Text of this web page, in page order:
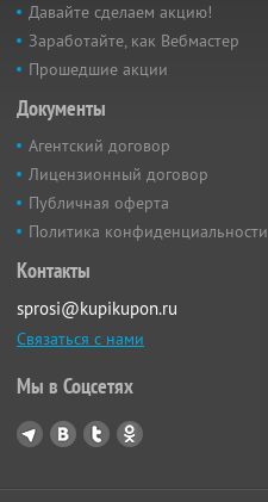
Давайте сделаем акцию!
Заработайте, как Вебмастер
Прошедшие акции
Документы
Агентский договор
Лицензионный договор
Публичная оферта
Политика конфиденциальности
Контакты
sprosi@kupikupon.ru
Связаться с нами
Мы в Соцсетях